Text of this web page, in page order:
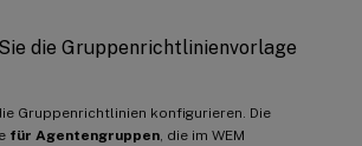
die Gruppenrichtlinienvorlage
Gruppenrichtlinien konfigurieren. Die
für Agentengruppen , die im WEM